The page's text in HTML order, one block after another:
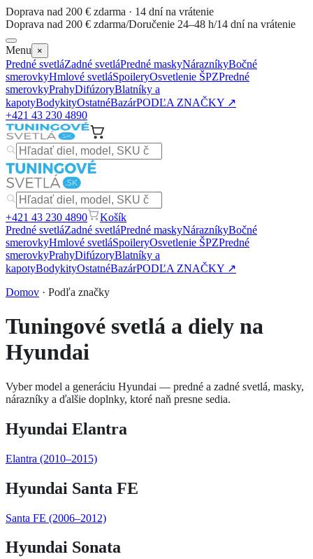
Doprava nad 200 € zdarma · 14 dní na vrátenie
Doprava nad 200 € zdarma/Doručenie 24–48 h/14 dní na vrátenie
Menu ×
Predné svetláZadné svetláPredné maskyNárazníkyBočné
smerovkyHmlové svetláSpoileryOsvetlenie ŠPZPredné
smerovkyPrahyDifúzoryBlatníky a
kapotyBodykityOstatnéBazárPODĽA ZNAČKY ↗
+421 43 230 4890
+421 43 230 4890
Košík
Predné svetláZadné svetláPredné maskyNárazníkyBočné
smerovkyHmlové svetláSpoileryOsvetlenie ŠPZPredné
smerovkyPrahyDifúzoryBlatníky a
kapotyBodykityOstatnéBazárPODĽA ZNAČKY ↗
Domov · Podľa značky
Tuningové svetlá a diely na
Hyundai
Vyber model a generáciu Hyundai — predné a zadné svetlá, masky,
nárazníky a ďalšie doplnky, ktoré naň presne sedia.
Hyundai Elantra
Elantra (2010–2015)
Hyundai Santa FE
Santa FE (2006–2012)
Hyundai Sonata